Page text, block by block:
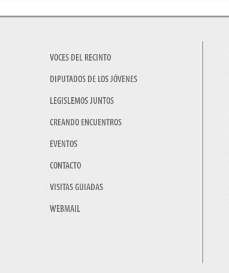
VOCES DEL RECINTO
DIPUTADOS DE LOS JÓVENES
LEGISLEMOS JUNTOS
CREANDO ENCUENTROS
EVENTOS
CONTACTO
VISITAS GUIADAS
WEBMAIL